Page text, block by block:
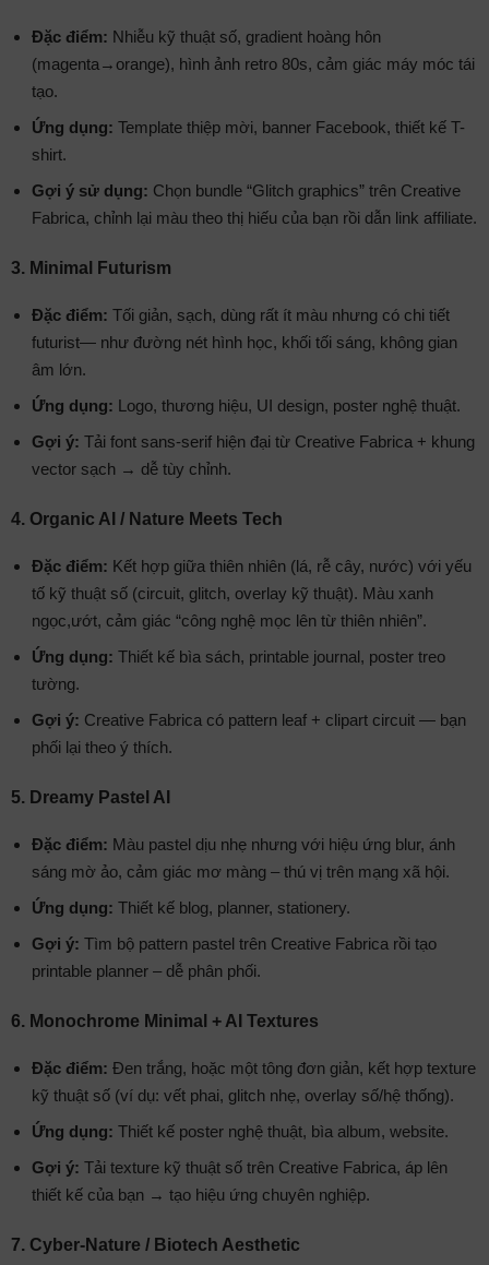
Đặc điểm: Nhiễu kỹ thuật số, gradient hoàng hôn
(magenta→orange), hình ảnh retro 80s, cảm giác máy móc tái
tạo.
Ứng dụng: Template thiệp mời, banner Facebook, thiết kế T-
shirt.
Gợi ý sử dụng: Chọn bundle “Glitch graphics” trên Creative
Fabrica, chỉnh lại màu theo thị hiếu của bạn rồi dẫn link affiliate.
3. Minimal Futurism
Đặc điểm: Tối giản, sạch, dùng rất ít màu nhưng có chi tiết
futurist— như đường nét hình học, khối tối sáng, không gian
âm lớn.
Ứng dụng: Logo, thương hiệu, UI design, poster nghệ thuật.
Gợi ý: Tải font sans‐serif hiện đại từ Creative Fabrica + khung
vector sạch → dễ tùy chỉnh.
4. Organic AI / Nature Meets Tech
Đặc điểm: Kết hợp giữa thiên nhiên (lá, rễ cây, nước) với yếu
tố kỹ thuật số (circuit, glitch, overlay kỹ thuật). Màu xanh
ngọc,ướt, cảm giác “công nghệ mọc lên từ thiên nhiên”.
Ứng dụng: Thiết kế bìa sách, printable journal, poster treo
tường.
Gợi ý: Creative Fabrica có pattern leaf + clipart circuit — bạn
phối lại theo ý thích.
5. Dreamy Pastel AI
Đặc điểm: Màu pastel dịu nhẹ nhưng với hiệu ứng blur, ánh
sáng mờ ảo, cảm giác mơ màng – thú vị trên mạng xã hội.
Ứng dụng: Thiết kế blog, planner, stationery.
Gợi ý: Tìm bộ pattern pastel trên Creative Fabrica rồi tạo
printable planner – dễ phân phối.
6. Monochrome Minimal + AI Textures
Đặc điểm: Đen trắng, hoặc một tông đơn giản, kết hợp texture
kỹ thuật số (ví dụ: vết phai, glitch nhẹ, overlay số/hệ thống).
Ứng dụng: Thiết kế poster nghệ thuật, bìa album, website.
Gợi ý: Tải texture kỹ thuật số trên Creative Fabrica, áp lên
thiết kế của bạn → tạo hiệu ứng chuyên nghiệp.
7. Cyber-Nature / Biotech Aesthetic